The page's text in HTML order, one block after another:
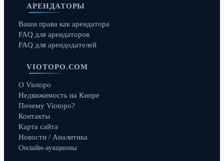
АРЕНДАТОРЫ
Ваши права как арендатора
FAQ для арендаторов
FAQ для арендодателей
VIOTOPO.COM
О Viotopo
Недвижимость на Кипре
Почему Viotopo?
Контакты
Карта сайта
Новости / Аналитика
Онлайн-аукционы